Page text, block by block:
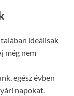
ideálisak
még nem
egész évben
napokat.